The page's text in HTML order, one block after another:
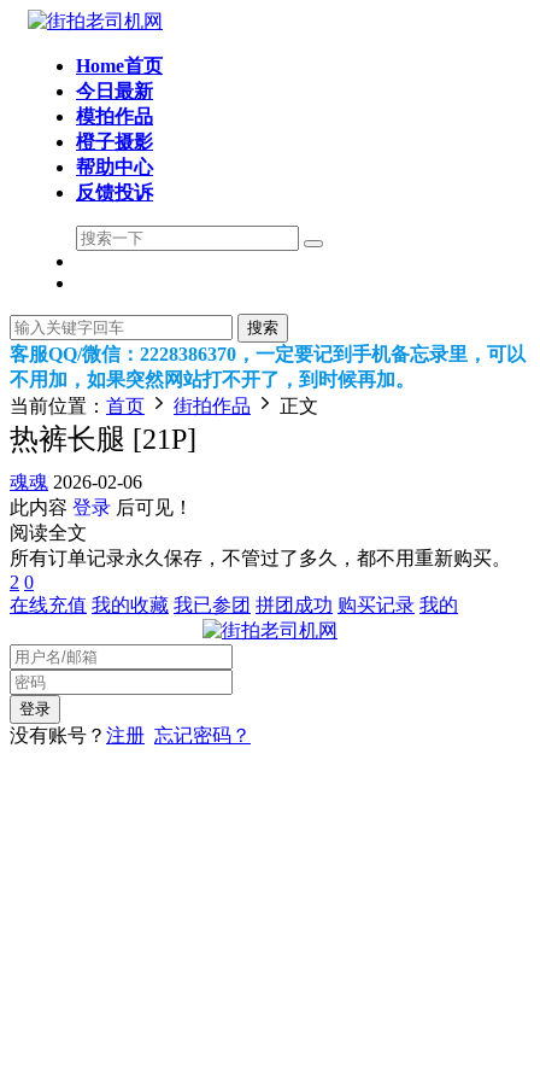
Home首页
今日最新
模拍作品
橙子摄影
帮助中心
反馈投诉
搜索
客服QQ/微信：2228386370，一定要记到手机备忘录里，可以
不用加，如果突然网站打不开了，到时候再加。
当前位置： 首页 街拍作品 正文
热裤长腿 [21P]
魂魂 2026-02-06
此内容 登录 后可见！
阅读全文
所有订单记录永久保存，不管过了多久，都不用重新购买。
2 0
在线充值 我的收藏 我已参团 拼团成功 购买记录 我的
没有账号？ 注册 忘记密码？